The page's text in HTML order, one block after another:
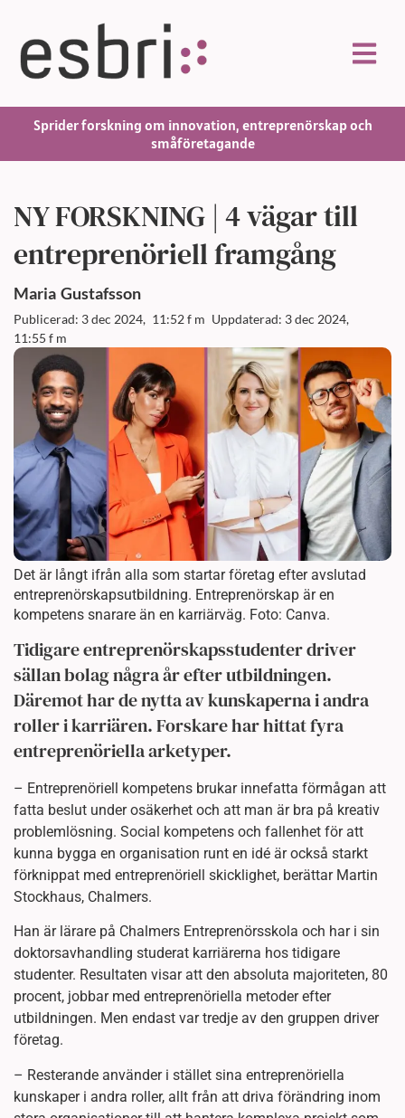
Sprider forskning om innovation, entreprenörskap och
småföretagande
NY FORSKNING | 4 vägar till
entreprenöriell framgång
Maria Gustafsson
Publicerad: 3 dec 2024, 11:52 f m Uppdaterad: 3 dec 2024,
11:55 f m
Det är långt ifrån alla som startar företag efter avslutad
entreprenörskapsutbildning. Entreprenörskap är en
kompetens snarare än en karriärväg. Foto: Canva.
Tidigare entreprenörskapsstudenter driver
sällan bolag några år efter utbildningen.
Däremot har de nytta av kunskaperna i andra
roller i karriären. Forskare har hittat fyra
entreprenöriella arketyper.
– Entreprenöriell kompetens brukar innefatta förmågan att
fatta beslut under osäkerhet och att man är bra på kreativ
problemlösning. Social kompetens och fallenhet för att
kunna bygga en organisation runt en idé är också starkt
förknippat med entreprenöriell skicklighet, berättar Martin
Stockhaus, Chalmers.
Han är lärare på Chalmers Entreprenörsskola och har i sin
doktorsavhandling studerat karriärerna hos tidigare
studenter. Resultaten visar att den absoluta majoriteten, 80
procent, jobbar med entreprenöriella metoder efter
utbildningen. Men endast var tredje av den gruppen driver
företag.
– Resterande använder i stället sina entreprenöriella
kunskaper i andra roller, allt från att driva förändring inom